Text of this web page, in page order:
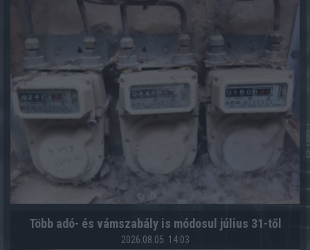
Több adó- és vámszabály is módosul július 31-től
2026.08.05. 14:03